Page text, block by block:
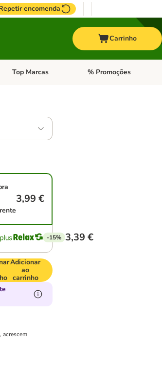
encomenda
Carrinho
Abrir menu de categoria: Outros animais
Top Marcas Abrir menu de categoria:
% Promoções
3,99 €
-15% 3,39 €
Adicionar
ao
carrinho
acrescem